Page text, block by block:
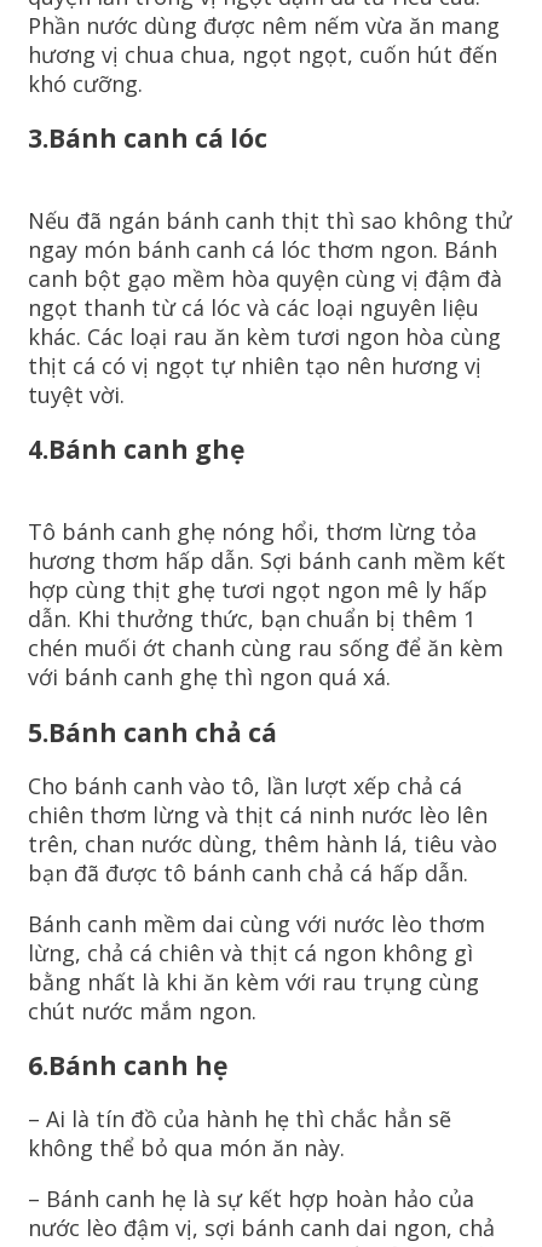
Phần nước dùng được nêm nếm vừa ăn mang
hương vị chua chua, ngọt ngọt, cuốn hút đến
khó cưỡng.
3.Bánh canh cá lóc
Nếu đã ngán bánh canh thịt thì sao không thử
ngay món bánh canh cá lóc thơm ngon. Bánh
canh bột gạo mềm hòa quyện cùng vị đậm đà
ngọt thanh từ cá lóc và các loại nguyên liệu
khác. Các loại rau ăn kèm tươi ngon hòa cùng
thịt cá có vị ngọt tự nhiên tạo nên hương vị
tuyệt vời.
4.Bánh canh ghẹ
Tô bánh canh ghẹ nóng hổi, thơm lừng tỏa
hương thơm hấp dẫn. Sợi bánh canh mềm kết
hợp cùng thịt ghẹ tươi ngọt ngon mê ly hấp
dẫn. Khi thưởng thức, bạn chuẩn bị thêm 1
chén muối ớt chanh cùng rau sống để ăn kèm
với bánh canh ghẹ thì ngon quá xá.
5.Bánh canh chả cá
Cho bánh canh vào tô, lần lượt xếp chả cá
chiên thơm lừng và thịt cá ninh nước lèo lên
trên, chan nước dùng, thêm hành lá, tiêu vào
bạn đã được tô bánh canh chả cá hấp dẫn.
Bánh canh mềm dai cùng với nước lèo thơm
lừng, chả cá chiên và thịt cá ngon không gì
bằng nhất là khi ăn kèm với rau trụng cùng
chút nước mắm ngon.
6.Bánh canh hẹ
– Ai là tín đồ của hành hẹ thì chắc hẳn sẽ
không thể bỏ qua món ăn này.
– Bánh canh hẹ là sự kết hợp hoàn hảo của
nước lèo đậm vị, sợi bánh canh dai ngon, chả